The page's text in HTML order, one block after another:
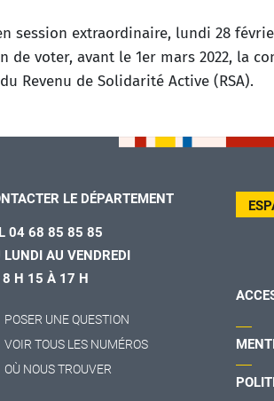
session extraordinaire, lundi 28
de voter, avant le 1er mars 2022, la
Revenu de Solidarité Active (RSA).
LE DÉPARTEMENT
04 68 85 85 85
LUNDI AU VENDREDI
8 H 15 À 17 H
POSER UNE QUESTION
VOIR TOUS LES NUMÉROS
OÙ NOUS TROUVER